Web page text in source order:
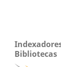
Bibliotecas